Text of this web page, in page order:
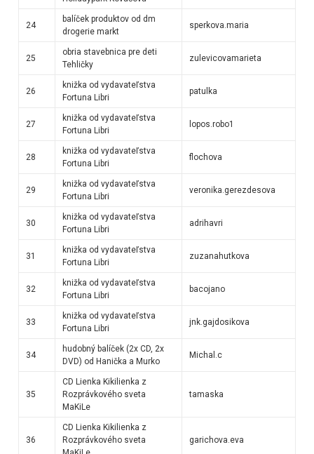
24
balíček produktov od dm
drogerie markt
sperkova.maria
25
obria stavebnica pre deti
Tehličky
zulevicovamarieta
26
knižka od vydavateľstva
Fortuna Libri
patulka
27
knižka od vydavateľstva
Fortuna Libri
lopos.robo1
28
knižka od vydavateľstva
Fortuna Libri
flochova
29
knižka od vydavateľstva
Fortuna Libri
veronika.gerezdesova
30
knižka od vydavateľstva
Fortuna Libri
adrihavri
31
knižka od vydavateľstva
Fortuna Libri
zuzanahutkova
32
knižka od vydavateľstva
Fortuna Libri
bacojano
33
knižka od vydavateľstva
Fortuna Libri
jnk.gajdosikova
34
hudobný balíček (2x CD, 2x
DVD) od Hanička a Murko
Michal.c
35
CD Lienka Kikilienka z
Rozprávkového sveta
MaKiLe
tamaska
36
CD Lienka Kikilienka z
Rozprávkového sveta
garichova.eva